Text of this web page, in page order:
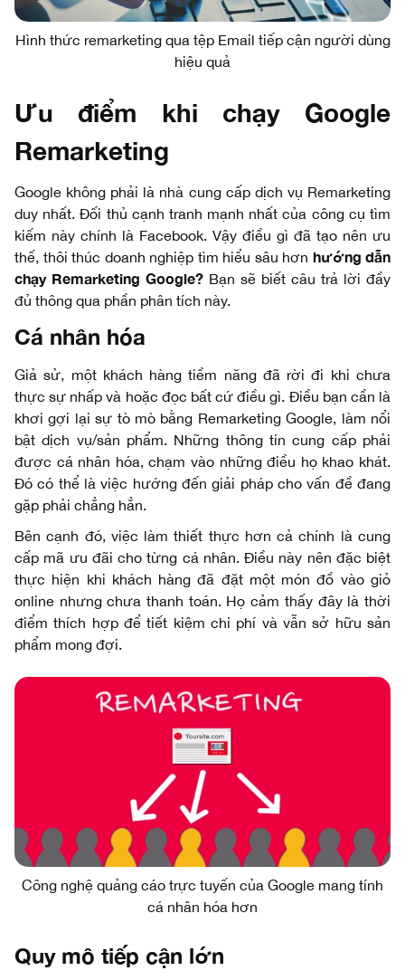
Hình thức remarketing qua tệp Email tiếp cận người dùng
hiệu quả
Ưu điểm khi chạy Google
Remarketing
Google không phải là nhà cung cấp dịch vụ Remarketing
duy nhất. Đối thủ cạnh tranh mạnh nhất của công cụ tìm
kiếm này chính là Facebook. Vậy điều gì đã tạo nên ưu
thế, thôi thúc doanh nghiệp tìm hiểu sâu hơn hướng dẫn
chạy Remarketing Google? Bạn sẽ biết câu trả lời đầy
đủ thông qua phần phân tích này.
Cá nhân hóa
Giả sử, một khách hàng tiềm năng đã rời đi khi chưa
thực sự nhấp và hoặc đọc bất cứ điều gì. Điều bạn cần là
khơi gợi lại sự tò mò bằng Remarketing Google, làm nổi
bật dịch vụ/sản phẩm. Những thông tin cung cấp phải
được cá nhân hóa, chạm vào những điều họ khao khát.
Đó có thể là việc hướng đến giải pháp cho vấn đề đang
gặp phải chẳng hẳn.
Bên cạnh đó, việc làm thiết thực hơn cả chính là cung
cấp mã ưu đãi cho từng cá nhân. Điều này nên đặc biệt
thực hiện khi khách hàng đã đặt một món đồ vào giỏ
online nhưng chưa thanh toán. Họ cảm thấy đây là thời
điểm thích hợp để tiết kiệm chi phí và vẫn sở hữu sản
phẩm mong đợi.
Công nghệ quảng cáo trực tuyến của Google mang tính
cá nhân hóa hơn
Quy mô tiếp cận lớn